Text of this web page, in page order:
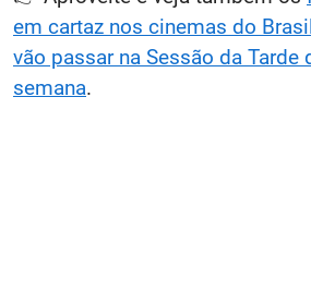
em cartaz nos cinemas do
vão passar na Sessão da Tarde
semana.